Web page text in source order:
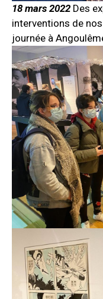
18 mars 2022 Des
interventions de
journée à